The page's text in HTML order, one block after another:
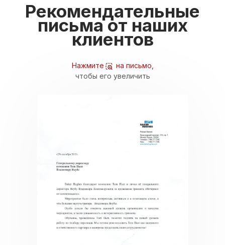
Нажмите ⠀⠀на письмо,
чтобы его увеличить
Рекомендательные
письма от наших
клиентов